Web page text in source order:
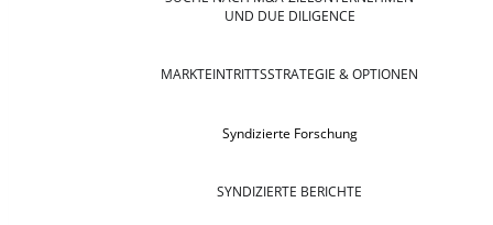
UND DUE DILIGENCE
MARKTEINTRITTSSTRATEGIE & OPTIONEN
Syndizierte Forschung
SYNDIZIERTE BERICHTE